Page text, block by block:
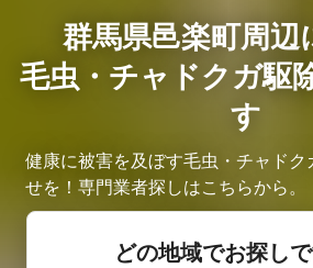
群馬県邑楽町周
毛虫・チャドクガ駆
す
健康に被害を及ぼす毛虫・チャド
せを！専門業者探しはこちらから。
どの地域でお探し